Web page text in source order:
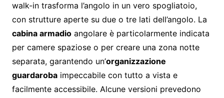
walk-in trasforma l’angolo in un vero spogliatoio,
con strutture aperte su due o tre lati dell’angolo. La
cabina armadioangolare è particolarmente indicata
per camere spaziose o per creare una zona notte
separata, garantendo un’organizzazione
guardarobaimpeccabile con tutto a vista e
facilmente accessibile. Alcune versioni prevedono